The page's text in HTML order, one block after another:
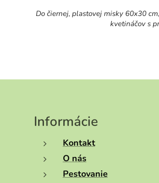
Do čiernej, plastovej misky 60x30
kvetináčov s
Informácie
Kontakt
O nás
Pestovanie